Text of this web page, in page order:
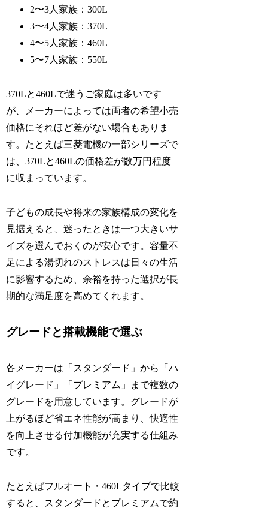
2〜3人家族：300L
3〜4人家族：370L
4〜5人家族：460L
5〜7人家族：550L
370Lと460Lで迷うご家庭は多いです
が、メーカーによっては両者の希望小売
価格にそれほど差がない場合もありま
す。たとえば三菱電機の一部シリーズで
は、370Lと460Lの価格差が数万円程度
に収まっています。
子どもの成長や将来の家族構成の変化を
見据えると、迷ったときは一つ大きいサ
イズを選んでおくのが安心です。容量不
足による湯切れのストレスは日々の生活
に影響するため、余裕を持った選択が長
期的な満足度を高めてくれます。
グレードと搭載機能で選ぶ
各メーカーは「スタンダード」から「ハ
イグレード」「プレミアム」まで複数の
グレードを用意しています。グレードが
上がるほど省エネ性能が高まり、快適性
を向上させる付加機能が充実する仕組み
です。
たとえばフルオート・460Lタイプで比較
すると、スタンダードとプレミアムで約